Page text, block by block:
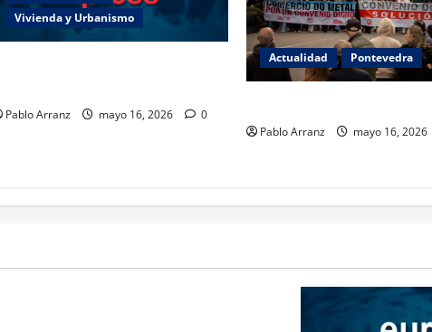
Vivienda y Urbanismo
Pablo Arranz mayo 16, 2026 0
Actualidad Pontevedra
Pablo Arranz mayo 16, 2026